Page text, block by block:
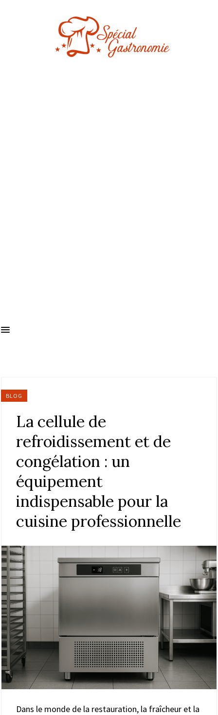
BLOG
La cellule de
refroidissement et de
congélation : un
équipement
indispensable pour la
cuisine professionnelle
Dans le monde de la restauration, la fraîcheur et la